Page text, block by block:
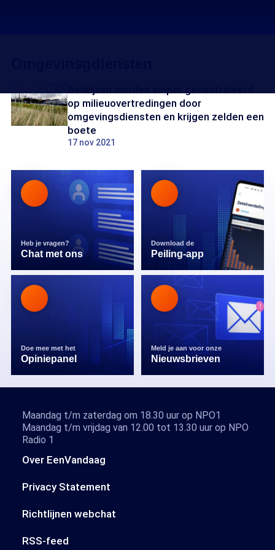
op milieuovertredingen door
omgevingsdiensten en krijgen zelden een
boete
17 nov 2021
Heb je vragen?
Chat met ons
Download de
Peiling-app
Doe mee met het
Opiniepanel
Meld je aan voor onze
Nieuwsbrieven
Over EenVandaag
Privacy Statement
Richtlijnen webchat
RSS-feed
Maandag t/m zaterdag om 18.30 uur op NPO1
Maandag t/m vrijdag van 12.00 tot 13.30 uur op NPO
Radio 1